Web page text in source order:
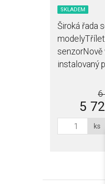
SKLADEM
Široká řada
senzorNově
instalovaný
6
5
ks